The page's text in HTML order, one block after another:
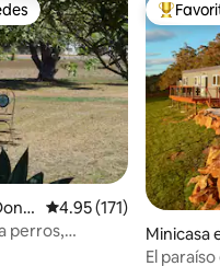
preferido
Calificación promedio:
4.95 (171)
perros,
Minicasa
El